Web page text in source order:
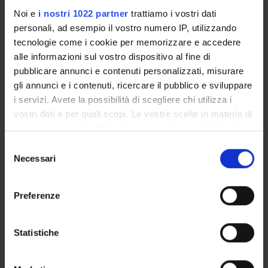
Noi e i nostri 1022 partner trattiamo i vostri dati
personali, ad esempio il vostro numero IP, utilizzando
tecnologie come i cookie per memorizzare e accedere
alle informazioni sul vostro dispositivo al fine di
pubblicare annunci e contenuti personalizzati, misurare
gli annunci e i contenuti, ricercare il pubblico e sviluppare
i servizi. Avete la possibilità di scegliere chi utilizza i
vostri dati e per quali scopi. Le vostre scelte in materia di
privacy sono applicabili solo su questa proprietà digitale
modificare o revocare il proprio consenso in qualsiasi
momento dalla Dichiarazione sui cookie o facendo clic
raccogliere informazioni sulla tua posizione
geografica, con un'approssimazione di qualche
delNecessari
Preferenze
Statistiche
COLLABORATORI ESTERNI
Tullio Manzoni
Politecnico delle Marche
Mara Fabri
Politecnico delle Marche Ricercatore